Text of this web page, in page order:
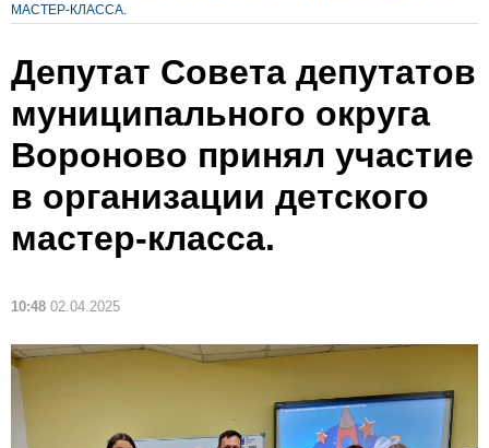
МАСТЕР-КЛАССА.
Депутат Совета депутатов
муниципального округа
Вороново принял участие
в организации детского
мастер-класса.
10:48 02.04.2025